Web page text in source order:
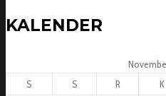
KALENDER
S
S R K